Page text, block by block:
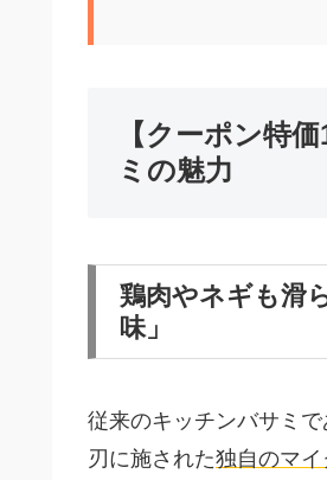
【クーポン特
ミの魅力
鶏肉やネギも滑
味」
従来のキッチンバサミ
刃に施された独自のマイ